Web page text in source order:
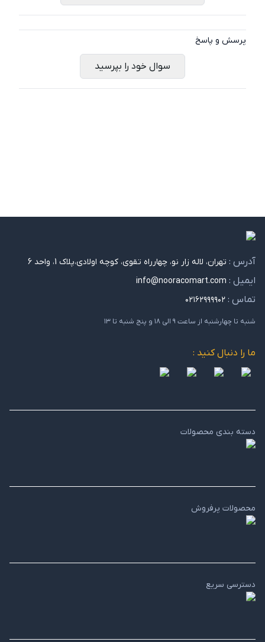
پرسش و پاسخ
سوال خود را بپرسید
آدرس : تهران، لاله زار نو، چهارراه تقوی، کوچه اولادی،پلاک 1، واحد 6
ایمیل : info@nooracomart.com
تماس : ۰۲۱۶۲۹۹۹۹۰۲
شنبه تا چهارشنبه از ساعت ۹ الی ۱۸ و پنج شنبه تا ۱۳
ما را دنبال کنید :
دسته بندی محصولات
محصولات پرفروش
دسترسی سریع